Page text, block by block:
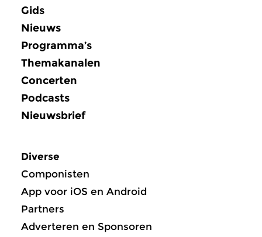
Gids
Nieuws
Programma’s
Themakanalen
Concerten
Podcasts
Nieuwsbrief
Diverse
Componisten
App voor iOS en Android
Partners
Adverteren en Sponsoren